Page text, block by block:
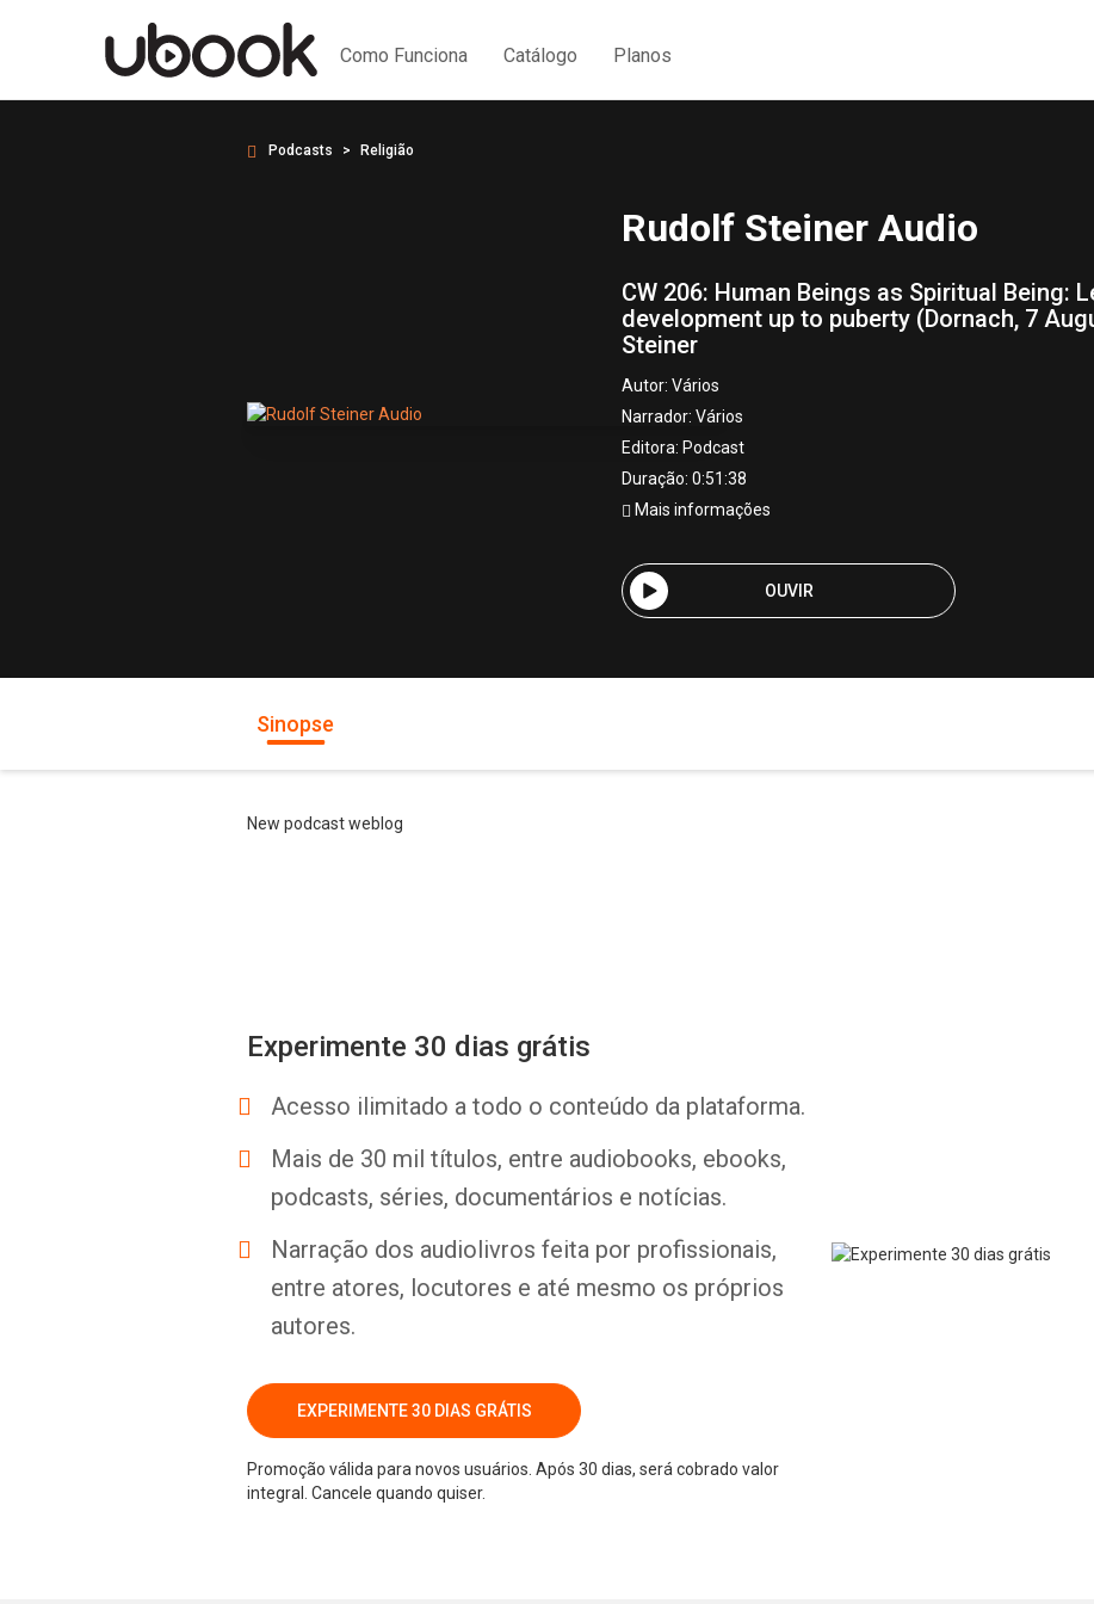
Como Funciona Catálogo Planos
Podcasts Religião
Rudolf Steiner Audio
CW 206: Human Beings as Spiritual Being:
development up to puberty (Dornach, 7
Steiner
Autor: Vários
Narrador: Vários
Editora: Podcast
Duração: 0:51:38
Mais informações
OUVIR
Sinopse
New podcast weblog
Experimente 30 dias grátis
Acesso ilimitado a todo o conteúdo da plataforma.
Mais de 30 mil títulos, entre audiobooks, ebooks,
podcasts, séries, documentários e notícias.
Narração dos audiolivros feita por profissionais,
entre atores, locutores e até mesmo os próprios
autores.
EXPERIMENTE 30 DIAS GRÁTIS
Promoção válida para novos usuários. Após 30 dias, será cobrado valor
integral. Cancele quando quiser.
Whatsapp Facebook